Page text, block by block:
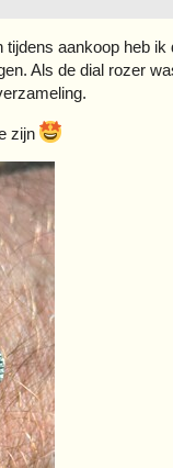
aankoop heb
Als de dial rozer
zijn